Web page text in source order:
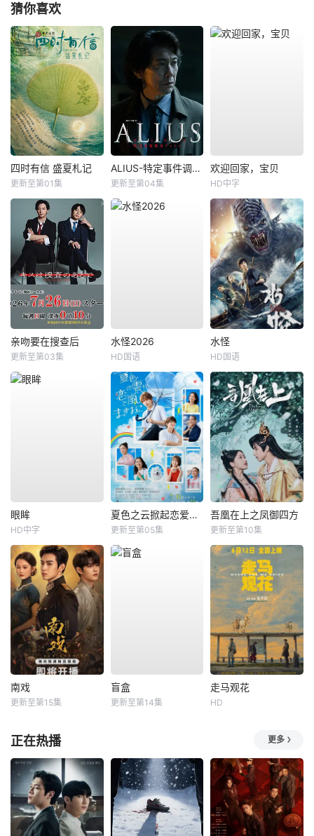
猜你喜欢
四时有信 盛夏札记
更新至第01集
ALIUS-特定事件调查档案-
更新至第04集
欢迎回家，宝贝
HD中字
亲吻要在搜查后
更新至第03集
水怪2026
HD国语
水怪
HD国语
眼眸
HD中字
夏色之云掀起恋爱与风暴
更新至第05集
吾凰在上之凤御四方
更新至第10集
南戏
更新至第15集
盲盒
更新至第14集
走马观花
HD
正在热播 更多